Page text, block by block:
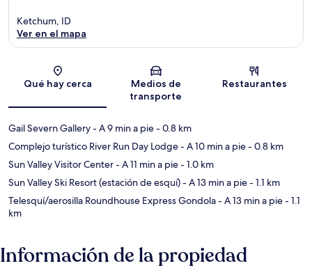
Sección del mapa
Ketchum, ID
Ver en el mapa
Qué hay cerca
Medios de
transporte
Restaurantes
Gail Severn Gallery- A 9 min a pie- 0.8 km
Complejo turístico River Run Day Lodge- A 10 min a pie- 0.8 km
Sun Valley Visitor Center- A 11 min a pie- 1.0 km
Sun Valley Ski Resort (estación de esquí)- A 13 min a pie- 1.1 km
Telesquí/aerosilla Roundhouse Express Gondola- A 13 min a pie- 1.1
km
Información de la propiedad